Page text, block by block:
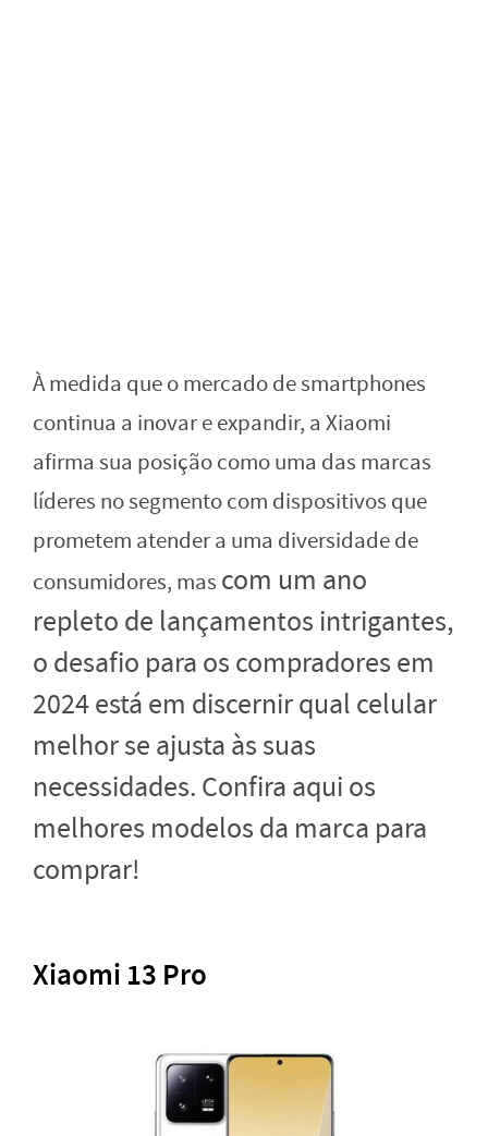
À medida que o mercado de smartphones
continua a inovar e expandir, a Xiaomi
afirma sua posição como uma das marcas
líderes no segmento com dispositivos que
prometem atender a uma diversidade de
consumidores, mas com um ano
repleto de lançamentos intrigantes,
o desafio para os compradores em
2024 está em discernir qual celular
melhor se ajusta às suas
necessidades. Confira aqui os
melhores modelos da marca para
comprar!
Xiaomi 13 Pro